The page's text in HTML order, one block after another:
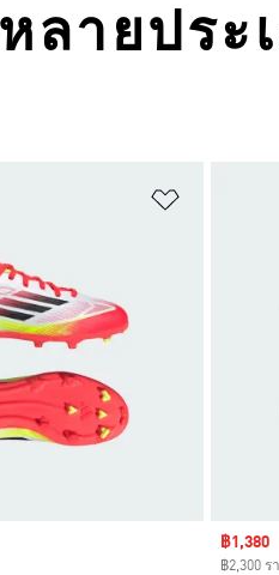
ยประเภท
Sale
฿1,380
฿2,300 ร